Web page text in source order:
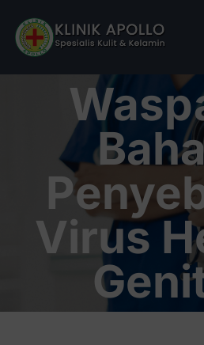
content
BERANDA
TENTANG KAMI
LAYANAN KAMI
ARTIKEL
Tanya Apollo
Virus